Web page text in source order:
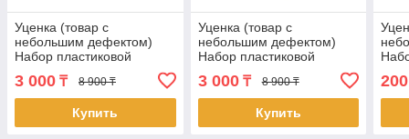
Уценка (товар с
небольшим дефектом)
Набор пластиковой
посуды для пикника 48
предметов (4258/2)
3 000 ₸ 8 900 ₸
Купить
Уценка (товар с
небольшим дефектом)
Набор пластиковой
посуды для пикника 48
предметов (4258-2/2)
3 000₸ 8 900 ₸
Купить
200